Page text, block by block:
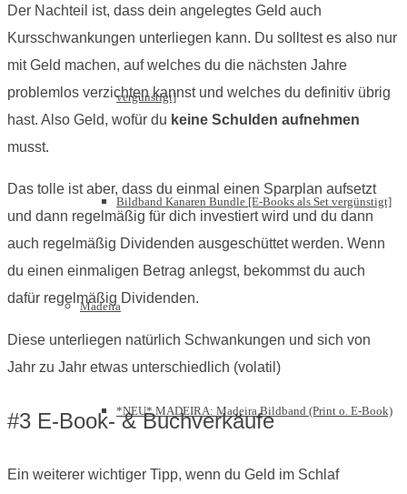
vergünstigt]
Bildband Kanaren Bundle [E-Books als Set vergünstigt]
Madeira
*NEU* MADEIRA: Madeira Bildband (Print o. E-Book)
Der Nachteil ist, dass dein angelegtes Geld auch
Kursschwankungen unterliegen kann. Du solltest es also nur
mit Geld machen, auf welches du die nächsten Jahre
problemlos verzichten kannst und welches du definitiv übrig
hast. Also Geld, wofür du keine Schulden aufnehmen
musst.
Das tolle ist aber, dass du einmal einen Sparplan aufsetzt
und dann regelmäßig für dich investiert wird und du dann
auch regelmäßig Dividenden ausgeschüttet werden. Wenn
du einen einmaligen Betrag anlegst, bekommst du auch
dafür regelmäßig Dividenden.
Diese unterliegen natürlich Schwankungen und sich von
Jahr zu Jahr etwas unterschiedlich (volatil)
#3 E-Book- & Buchverkäufe
Ein weiterer wichtiger Tipp, wenn du Geld im Schlaf